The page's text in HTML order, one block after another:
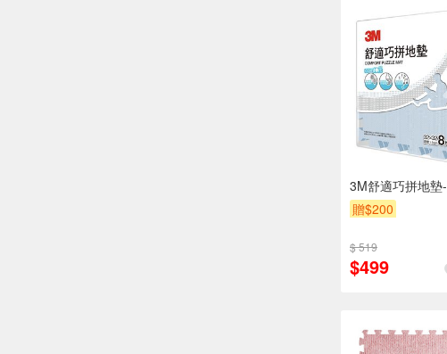
3M舒適巧拼地墊
贈$200
$ 519
$499